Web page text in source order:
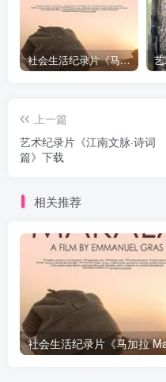
社会生活纪录片《马加拉 Makala》下载
上一篇
艺术纪录片《江南文脉·诗词
篇》下载
相关推荐